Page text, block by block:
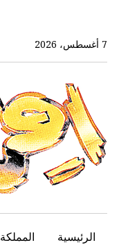
المحتوى
الرئيسي
7 أغسطس، 2026
الرئيسية المملكة